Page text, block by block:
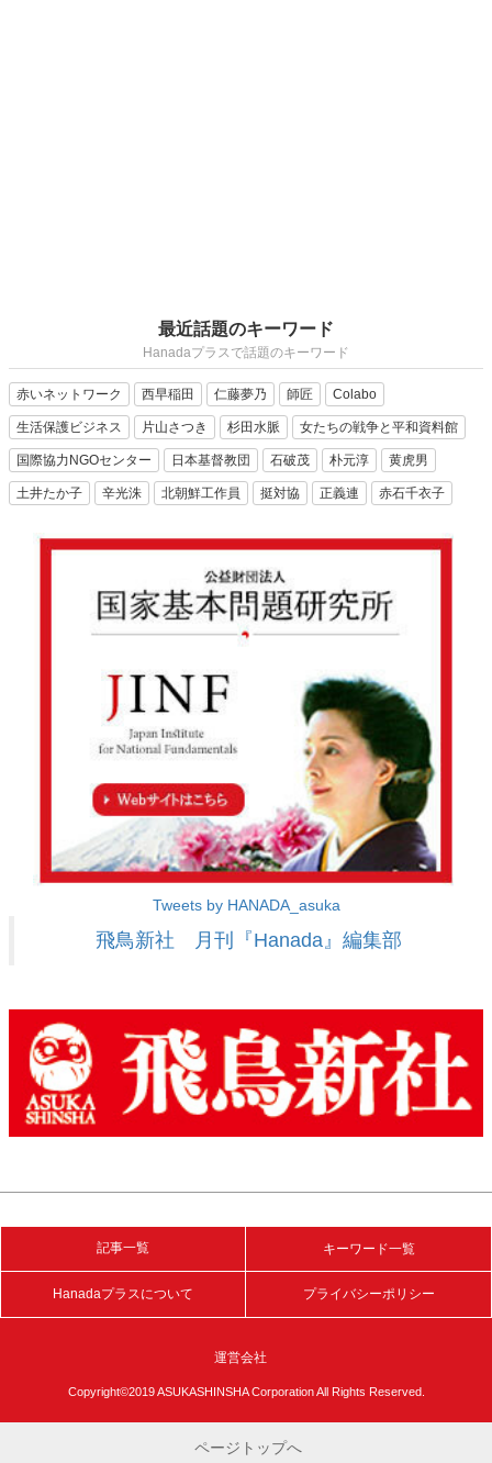
最近話題のキーワード
Hanadaプラスで話題のキーワード
赤いネットワーク 西早稲田 仁藤夢乃 師匠 Colabo
生活保護ビジネス 片山さつき 杉田水脈 女たちの戦争と平和資料館
国際協力NGOセンター 日本基督教団 石破茂 朴元淳 黄虎男
土井たか子 辛光洙 北朝鮮工作員 挺対協 正義連 赤石千衣子
Tweets by HANADA_asuka
飛鳥新社 月刊『Hanada』編集部
記事一覧 キーワード一覧
Hanadaプラスについて プライバシーポリシー
運営会社
Copyright©2019 ASUKASHINSHA Corporation All Rights Reserved.
ページトップへ